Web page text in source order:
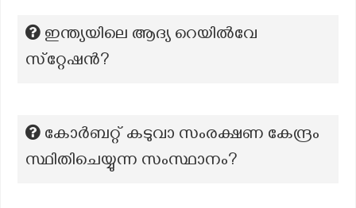
ഇന്ത്യയിലെ ആദ്യ റെയിൽവേ
സ്‌റ്റേഷൻ?
കോർബറ്റ് കടുവാ സംരക്ഷണ കേന്ദ്രം
സ്ഥിതിചെയ്യുന്ന സംസ്ഥാനം?